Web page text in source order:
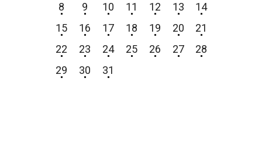
8
9 10 11 12 13
14
15
16 17 18 19 20
21
22
23 24 25 26 27
28
29
30 31